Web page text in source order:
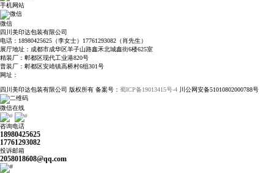
手机网站
微信
四川美印达包装有限公司
电话：18980425625（李女士）17761293082（肖先生）
展厅地址：成都市成华区羊子山路鑫禾北城鑫街6楼625室
精装厂：郫都区现代工业港820号
普装厂：郫都区安靖镇高桥村6组301号
网址：
四川美印达包装有限公司 版权所有 备案号： 蜀ICP备19013415号-4 川公网安备51010802000788号
微信在线
咨询电话
18980425625
17761293082
投诉邮箱
2058018608@qq.com